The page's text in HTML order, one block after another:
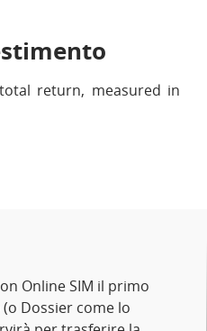
return, measured in
Online SIM il primo
(o Dossier come lo